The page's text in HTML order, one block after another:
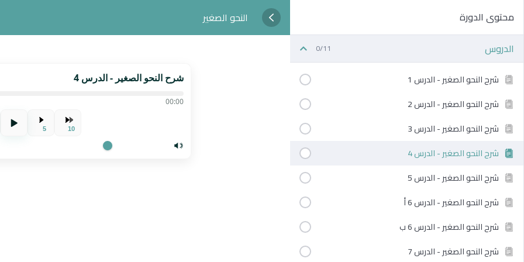
محتوى الدورة
الدروس
0/11
شرح النحو الصغير - الدرس 1
شرح النحو الصغير - الدرس 2
شرح النحو الصغير - الدرس 3
شرح النحو الصغير - الدرس 4
شرح النحو الصغير - الدرس 5
شرح النحو الصغير - الدرس 6 أ
شرح النحو الصغير - الدرس 6 ب
شرح النحو الصغير - الدرس 7
النحو الصغير
شرح النحو الصغير - الدرس 4
00:00
10
5